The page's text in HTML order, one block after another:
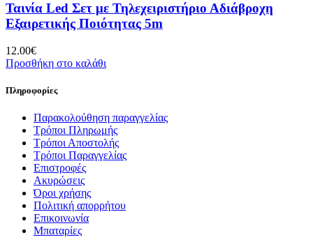
Ταινία Led Σετ με Τηλεχειριστήριο Αδιάβροχη
Εξαιρετικής Ποιότητας 5m
12.00€
Προσθήκη στο καλάθι
Πληροφορίες
Παρακολούθηση παραγγελίας
Τρόποι Πληρωμής
Τρόποι Αποστολής
Τρόποι Παραγγελίας
Επιστροφές
Ακυρώσεις
Όροι χρήσης
Πολιτική απορρήτου
Επικοινωνία
Μπαταρίες